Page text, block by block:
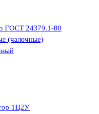
ГОСТ 24379.1-80
(чалочные)
1Ц2У